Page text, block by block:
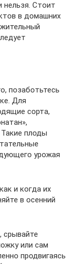
нельзя. Стоит
в домашних
позаботьтесь
Для
сорта,
плоды
урожая
и когда их
в осенний
срывайте
или сам
продвигаясь